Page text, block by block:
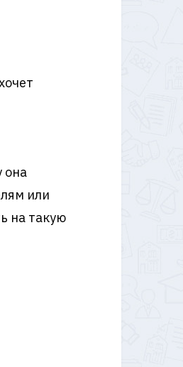
она
или
на такую